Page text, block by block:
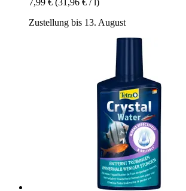
Zustellung bis 13. August